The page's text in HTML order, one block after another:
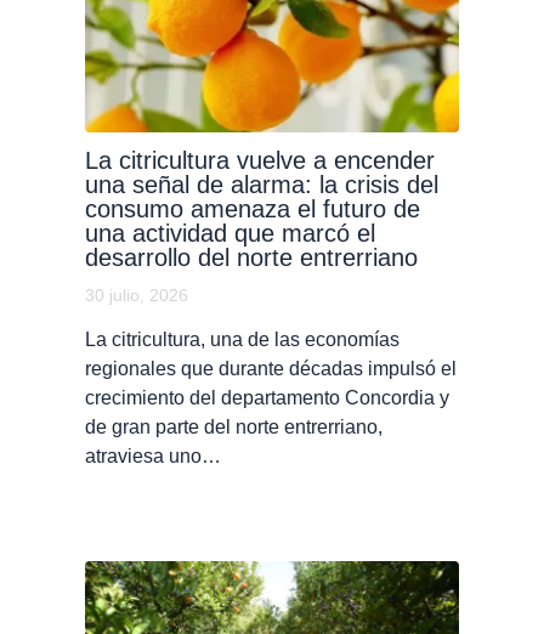
La citricultura vuelve a encender
una señal de alarma: la crisis del
consumo amenaza el futuro de
una actividad que marcó el
desarrollo del norte entrerriano
30 julio, 2026
La citricultura, una de las economías
regionales que durante décadas impulsó el
crecimiento del departamento Concordia y
de gran parte del norte entrerriano,
atraviesa uno…